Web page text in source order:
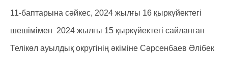
11-баптарына сәйкес, 2024 жылғы 16 қыркүйектегі
шешімімен 2024 жылғы 15 қыркүйектегі сайланған
Телікөл ауылдық округінің әкіміне Сәрсенбаев Әлібек